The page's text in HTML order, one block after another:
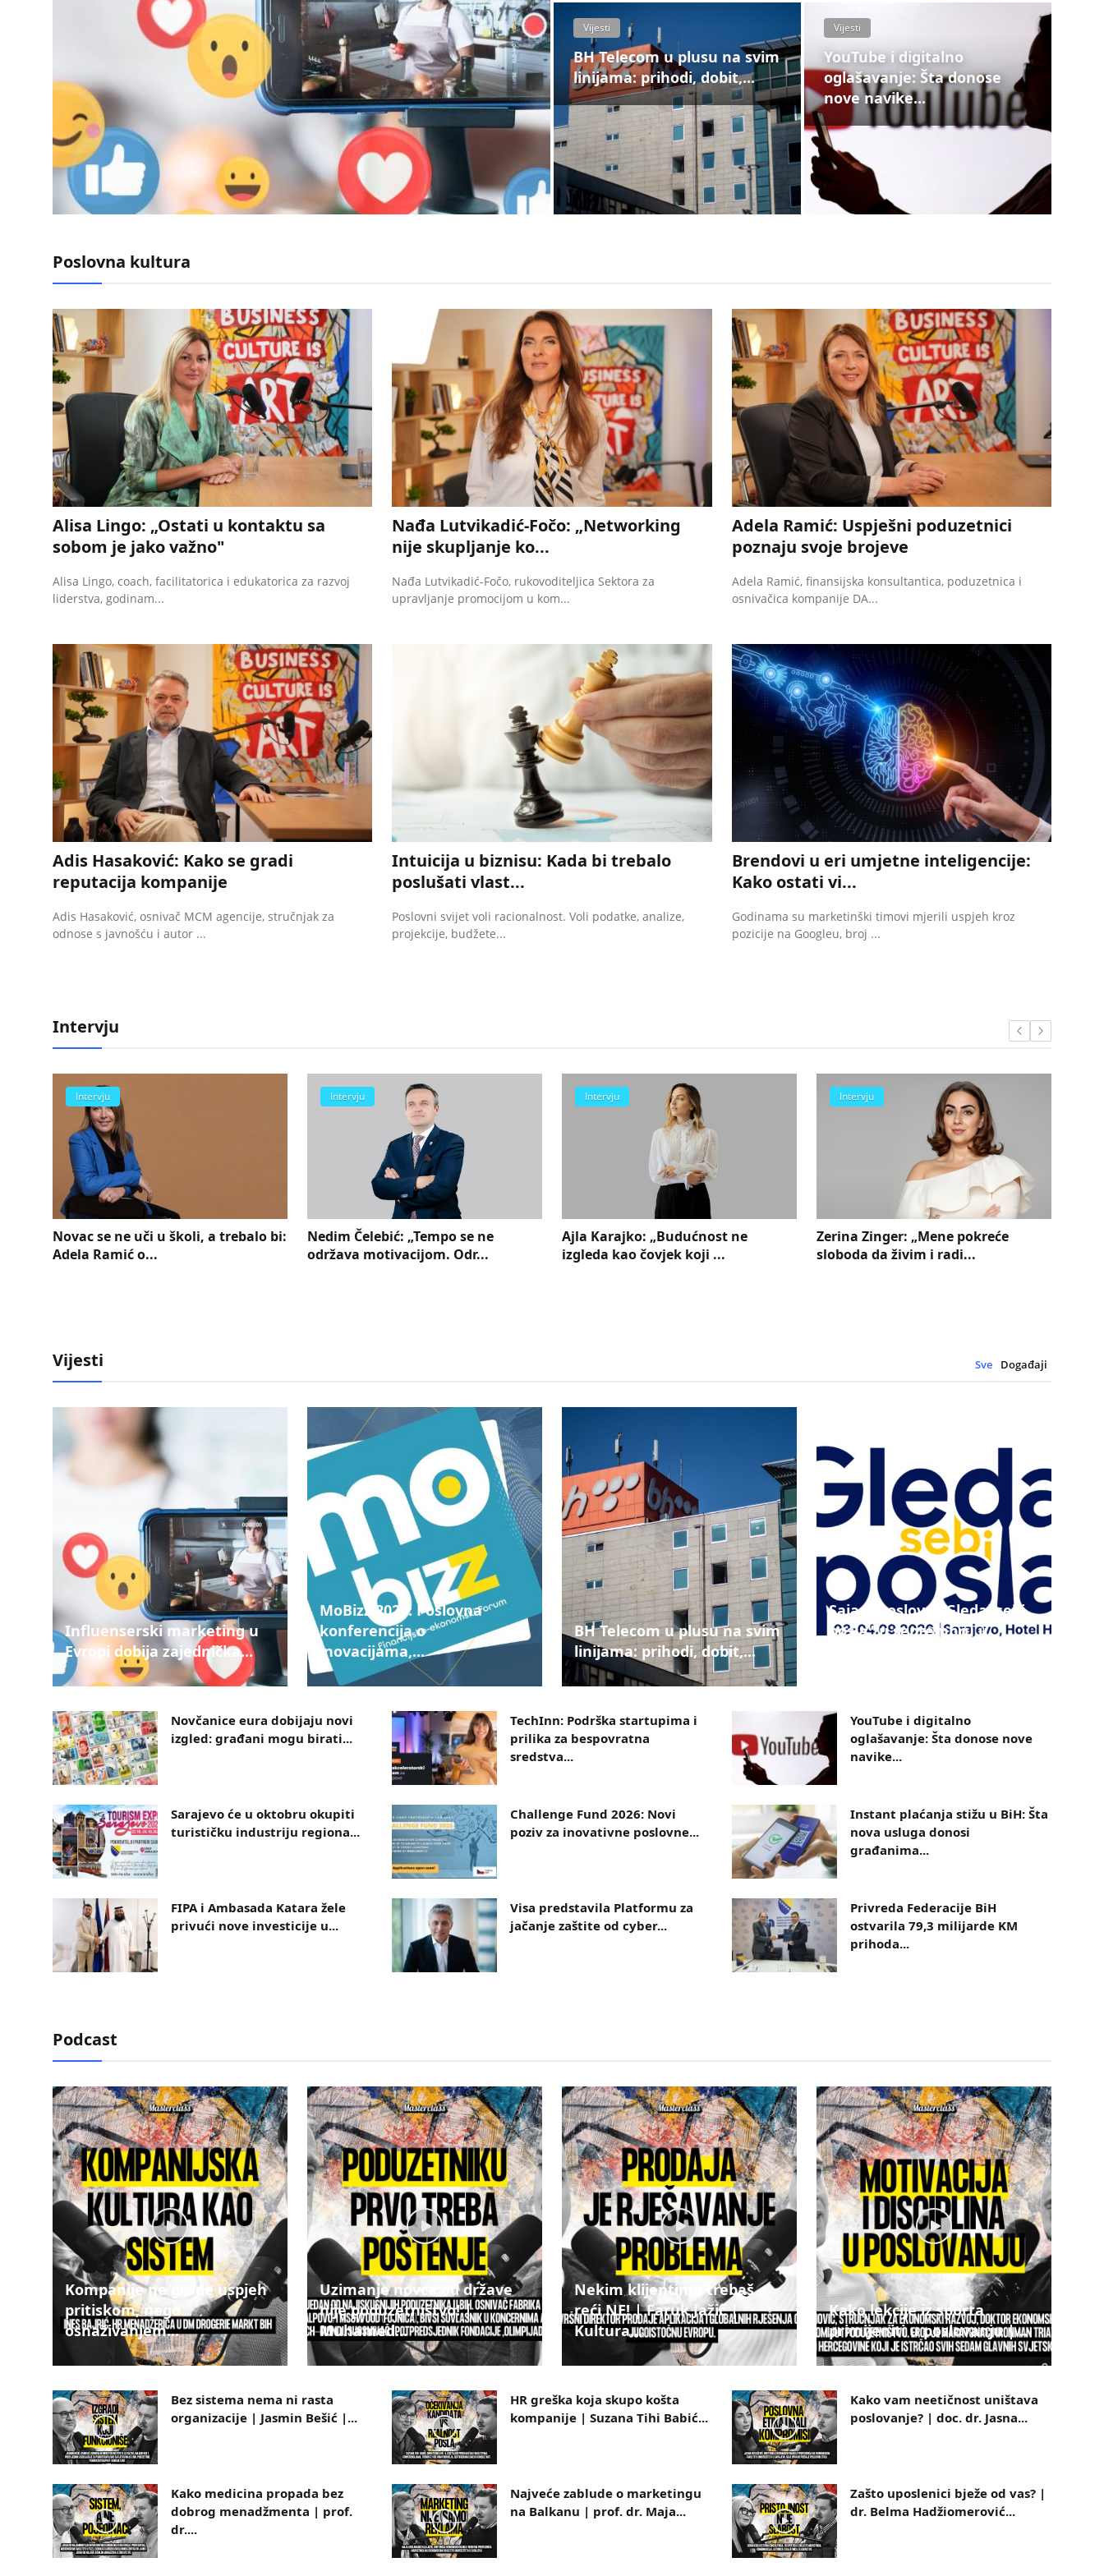
Vijesti
BH Telecom u plusu na svim
linijama: prihodi, dobit,...
Vijesti
YouTube i digitalno
oglašavanje: Šta donose
nove navike...
Poslovna kultura
Alisa Lingo: „Ostati u kontaktu sa
sobom je jako važno"
Alisa Lingo, coach, facilitatorica i edukatorica za razvoj
liderstva, godinam...
Nađa Lutvikadić-Fočo: „Networking
nije skupljanje ko...
Nađa Lutvikadić-Fočo, rukovoditeljica Sektora za
upravljanje promocijom u kom...
Adela Ramić: Uspješni poduzetnici
poznaju svoje brojeve
Adela Ramić, finansijska konsultantica, poduzetnica i
osnivačica kompanije DA...
Adis Hasaković: Kako se gradi
reputacija kompanije
Adis Hasaković, osnivač MCM agencije, stručnjak za
odnose s javnošću i autor ...
Intuicija u biznisu: Kada bi trebalo
poslušati vlast...
Poslovni svijet voli racionalnost. Voli podatke, analize,
projekcije, budžete...
Brendovi u eri umjetne inteligencije:
Kako ostati vi...
Godinama su marketinški timovi mjerili uspjeh kroz
pozicije na Googleu, broj ...
Intervju
Intervju
Novac se ne uči u školi, a trebalo bi:
Adela Ramić o...
Intervju
Nedim Čelebić: „Tempo se ne
održava motivacijom. Odr...
Intervju
Ajla Karajko: „Budućnost ne
izgleda kao čovjek koji ...
Intervju
Zerina Zinger: „Mene pokreće
sloboda da živim i radi...
Vijesti Sve Događaji
Influenserski marketing u
Evropi dobija zajednička...
MoBizz 2026: Poslovna
konferencija o
inovacijama,...
BH Telecom u plusu na svim
linijama: prihodi, dobit,...
Sajam poslova "Gledaj sebi
posla" u septembru u
Novčanice eura dobijaju novi
izgled: građani mogu birati...
TechInn: Podrška startupima i
prilika za bespovratna
sredstva...
YouTube i digitalno
oglašavanje: Šta donose nove
navike...
Sarajevo će u oktobru okupiti
turističku industriju regiona...
Challenge Fund 2026: Novi
poziv za inovativne poslovne...
Instant plaćanja stižu u BiH: Šta
nova usluga donosi
građanima...
FIPA i Ambasada Katara žele
privući nove investicije u...
Visa predstavila Platformu za
jačanje zaštite od cyber...
Privreda Federacije BiH
ostvarila 79,3 milijarde KM
prihoda...
Podcast
Kompanije ne grade uspjeh
pritiskom, nego
osnaživanjem...
Uzimanje novca od države
nije poduzetništvo! |
Muhamed...
Nekim klijentima trebaš
reći NE! | Faruk Jažić |
Kultura...
Kako lekcije iz sporta
primijeniti u poslovanju |...
Bez sistema nema ni rasta
organizacije | Jasmin Bešić |...
HR greška koja skupo košta
kompanije | Suzana Tihi Babić...
Kako vam neetičnost uništava
poslovanje? | doc. dr. Jasna...
Kako medicina propada bez
dobrog menadžmenta | prof.
dr....
Najveće zablude o marketingu
na Balkanu | prof. dr. Maja...
Zašto uposlenici bježe od vas? |
dr. Belma Hadžiomerović...